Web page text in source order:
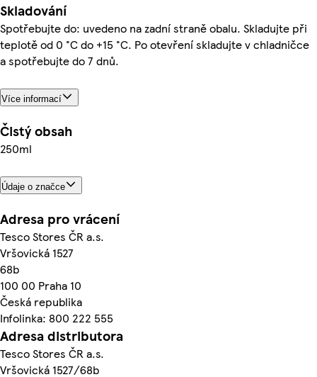
Skladování
Spotřebujte do: uvedeno na zadní straně obalu. Skladujte při
teplotě od 0 °C do +15 °C. Po otevření skladujte v chladničce
a spotřebujte do 7 dnů.
Více informací
Čistý obsah
250ml
Údaje o značce
Adresa pro vrácení
Tesco Stores ČR a.s.
Vršovická 1527
68b
100 00 Praha 10
Česká republika
Infolinka: 800 222 555
Adresa distributora
Tesco Stores ČR a.s.
Vršovická 1527/68b